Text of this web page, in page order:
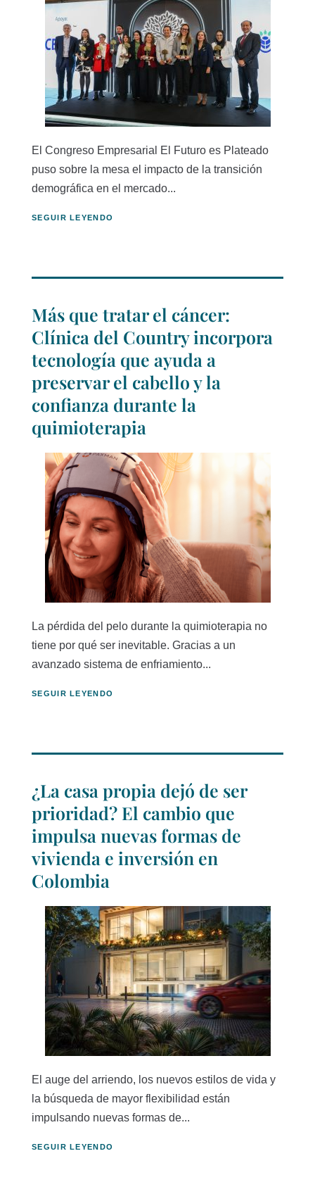
El Congreso Empresarial El Futuro es Plateado
puso sobre la mesa el impacto de la transición
demográfica en el mercado...
SEGUIR LEYENDO
Más que tratar el cáncer:
Clínica del Country incorpora
tecnología que ayuda a
preservar el cabello y la
confianza durante la
quimioterapia
La pérdida del pelo durante la quimioterapia no
tiene por qué ser inevitable. Gracias a un
avanzado sistema de enfriamiento...
SEGUIR LEYENDO
¿La casa propia dejó de ser
prioridad? El cambio que
impulsa nuevas formas de
vivienda e inversión en
Colombia
El auge del arriendo, los nuevos estilos de vida y
la búsqueda de mayor flexibilidad están
impulsando nuevas formas de...
SEGUIR LEYENDO